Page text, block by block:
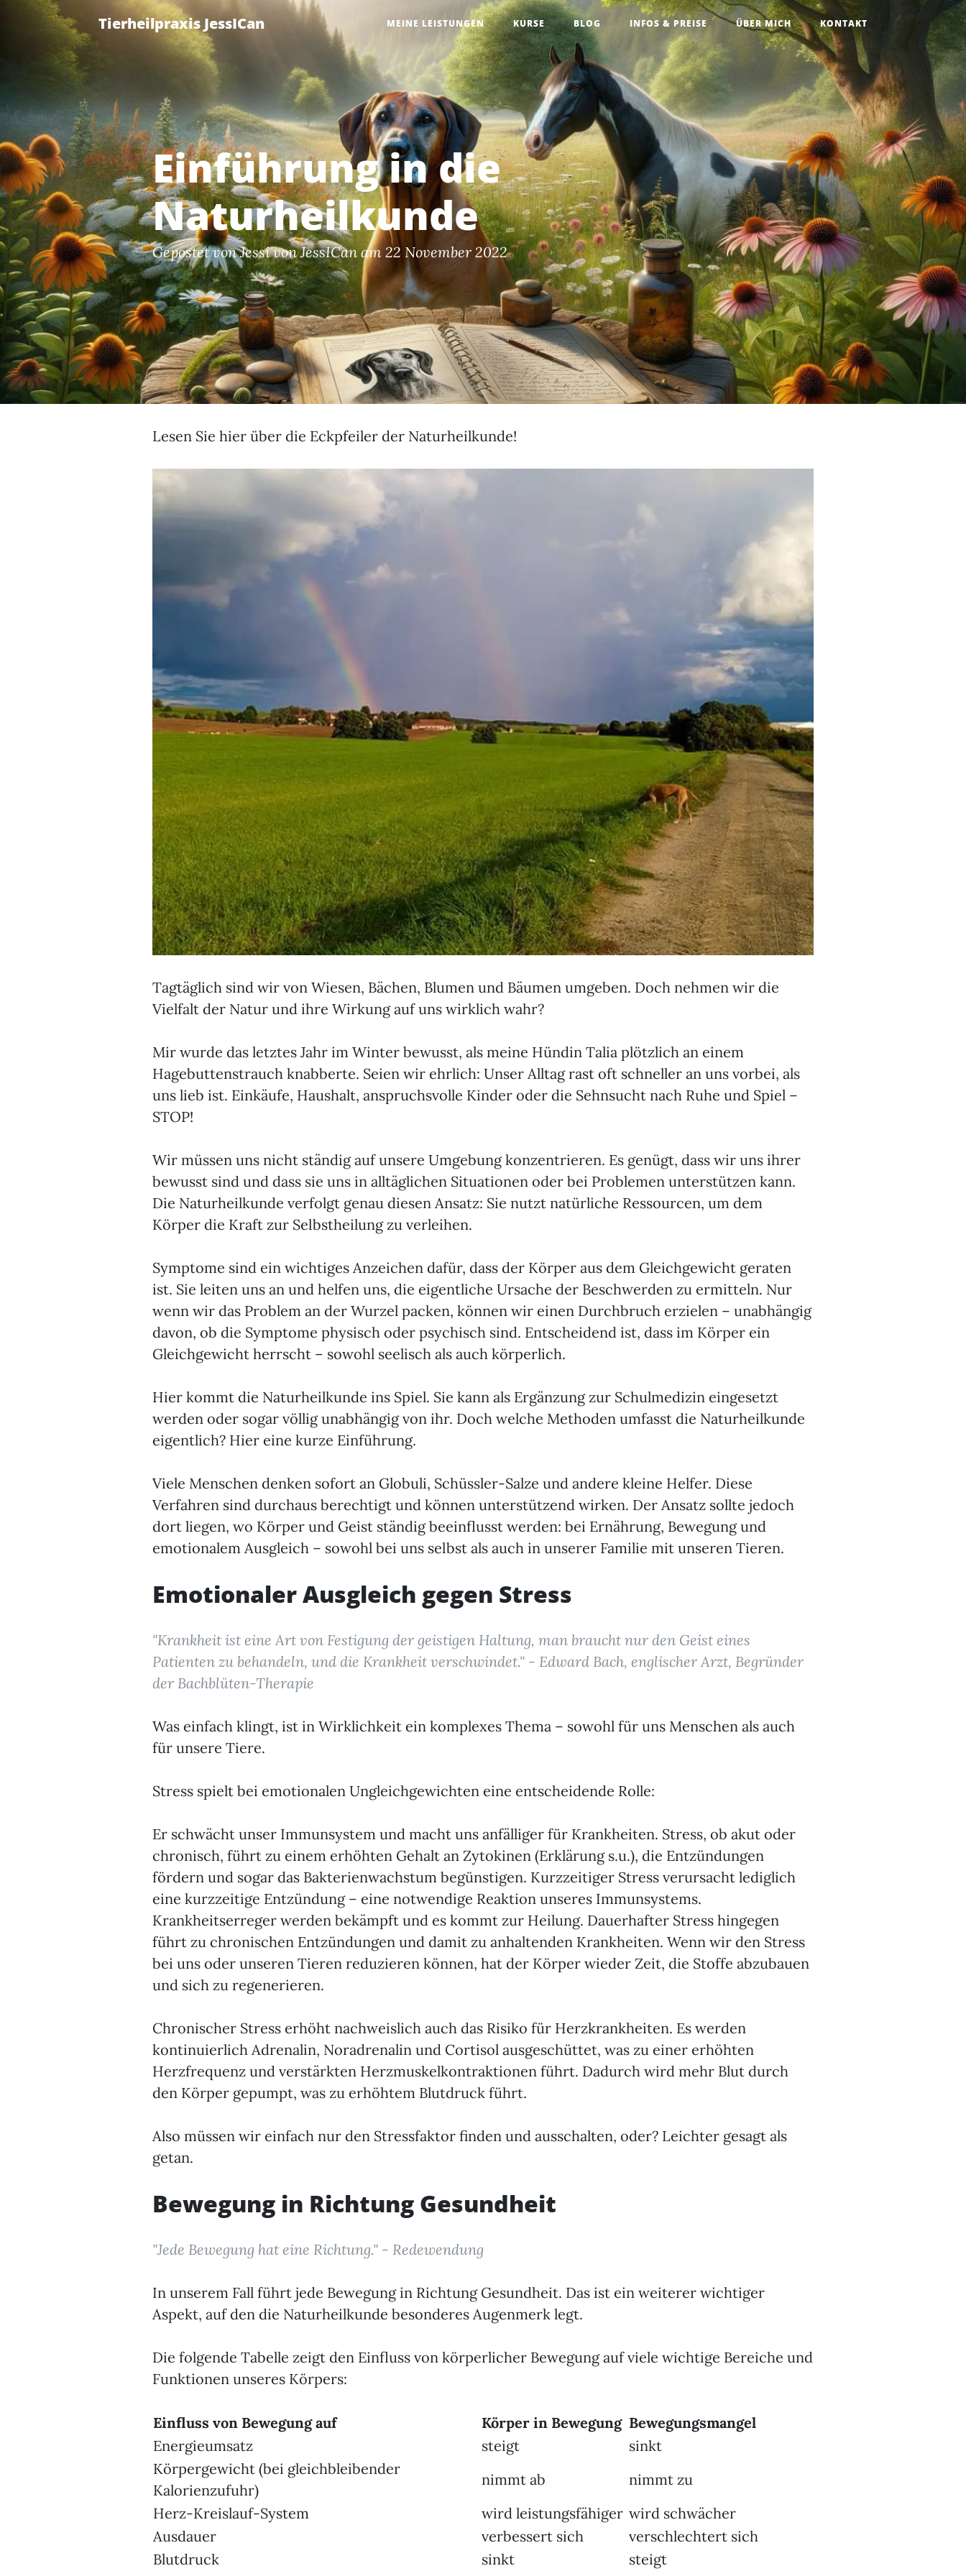
Tierheilpraxis JessICan MEINE LEISTUNGEN KURSE BLOG INFOS & PREISE ÜBER MICH KONTAKT
Einführung in die
Naturheilkunde
Gepostet vonJessi von JessICanam 22 November 2022
Lesen Sie hier über die Eckpfeiler der Naturheilkunde!
Tagtäglich sind wir von Wiesen, Bächen, Blumen und Bäumen umgeben. Doch nehmen wir die
Vielfalt der Natur und ihre Wirkung auf uns wirklich wahr?
Mir wurde das letztes Jahr im Winter bewusst, als meine Hündin Talia plötzlich an einem
Hagebuttenstrauch knabberte. Seien wir ehrlich: Unser Alltag rast oft schneller an uns vorbei, als
uns lieb ist. Einkäufe, Haushalt, anspruchsvolle Kinder oder die Sehnsucht nach Ruhe und Spiel –
STOP!
Wir müssen uns nicht ständig auf unsere Umgebung konzentrieren. Es genügt, dass wir uns ihrer
bewusst sind und dass sie uns in alltäglichen Situationen oder bei Problemen unterstützen kann.
Die Naturheilkunde verfolgt genau diesen Ansatz: Sie nutzt natürliche Ressourcen, um dem
Körper die Kraft zur Selbstheilung zu verleihen.
Symptome sind ein wichtiges Anzeichen dafür, dass der Körper aus dem Gleichgewicht geraten
ist. Sie leiten uns an und helfen uns, die eigentliche Ursache der Beschwerden zu ermitteln. Nur
wenn wir das Problem an der Wurzel packen, können wir einen Durchbruch erzielen – unabhängig
davon, ob die Symptome physisch oder psychisch sind. Entscheidend ist, dass im Körper ein
Gleichgewicht herrscht – sowohl seelisch als auch körperlich.
Hier kommt die Naturheilkunde ins Spiel. Sie kann als Ergänzung zur Schulmedizin eingesetzt
werden oder sogar völlig unabhängig von ihr. Doch welche Methoden umfasst die Naturheilkunde
eigentlich? Hier eine kurze Einführung.
Viele Menschen denken sofort an Globuli, Schüssler-Salze und andere kleine Helfer. Diese
Verfahren sind durchaus berechtigt und können unterstützend wirken. Der Ansatz sollte jedoch
dort liegen, wo Körper und Geist ständig beeinflusst werden: bei Ernährung, Bewegung und
emotionalem Ausgleich – sowohl bei uns selbst als auch in unserer Familie mit unseren Tieren.
Emotionaler Ausgleich gegen Stress
"Krankheit ist eine Art von Festigung der geistigen Haltung, man braucht nur den Geist eines
Patienten zu behandeln, und die Krankheit verschwindet." - Edward Bach, englischer Arzt, Begründer
der Bachblüten-Therapie
Was einfach klingt, ist in Wirklichkeit ein komplexes Thema – sowohl für uns Menschen als auch
für unsere Tiere.
Stress spielt bei emotionalen Ungleichgewichten eine entscheidende Rolle:
Er schwächt unser Immunsystem und macht uns anfälliger für Krankheiten. Stress, ob akut oder
chronisch, führt zu einem erhöhten Gehalt an Zytokinen (Erklärung s.u.), die Entzündungen
fördern und sogar das Bakterienwachstum begünstigen. Kurzzeitiger Stress verursacht lediglich
eine kurzzeitige Entzündung – eine notwendige Reaktion unseres Immunsystems.
Krankheitserreger werden bekämpft und es kommt zur Heilung. Dauerhafter Stress hingegen
führt zu chronischen Entzündungen und damit zu anhaltenden Krankheiten. Wenn wir den Stress
bei uns oder unseren Tieren reduzieren können, hat der Körper wieder Zeit, die Stoffe abzubauen
und sich zu regenerieren.
Chronischer Stress erhöht nachweislich auch das Risiko für Herzkrankheiten. Es werden
kontinuierlich Adrenalin, Noradrenalin und Cortisol ausgeschüttet, was zu einer erhöhten
Herzfrequenz und verstärkten Herzmuskelkontraktionen führt. Dadurch wird mehr Blut durch
den Körper gepumpt, was zu erhöhtem Blutdruck führt.
Also müssen wir einfach nur den Stressfaktor finden und ausschalten, oder? Leichter gesagt als
getan.
Bewegung in Richtung Gesundheit
"Jede Bewegung hat eine Richtung." - Redewendung
In unserem Fall führt jede Bewegung in Richtung Gesundheit. Das ist ein weiterer wichtiger
Aspekt, auf den die Naturheilkunde besonderes Augenmerk legt.
Die folgende Tabelle zeigt den Einfluss von körperlicher Bewegung auf viele wichtige Bereiche und
Funktionen unseres Körpers:
Einfluss von Bewegung auf Körper in Bewegung Bewegungsmangel
Energieumsatz
steigt
sinkt
Körpergewicht (bei gleichbleibender
Kalorienzufuhr)
nimmt ab
nimmt zu
Herz-Kreislauf-System
wird leistungsfähiger wird schwächer
Ausdauer
verbessert sich
verschlechtert sich
Blutdruck
sinkt
steigt